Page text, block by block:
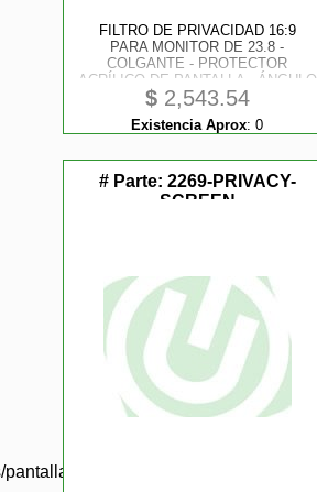
monotores
FILTRO DE PRIVACIDAD 16:9
PARA MONITOR DE 23.8 -
COLGANTE - PROTECTOR
ACRÍLICO DE PANTALLA - ÁNGULO
DE VISIÓN DE +/ - 30° -
BRILLANTE
$2,543.54
Existencia Aprox: 0
# Parte: 2269-PRIVACY-
SCREEN